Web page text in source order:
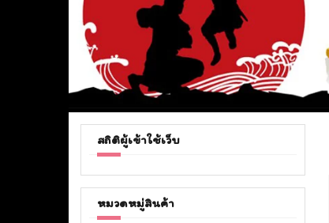
สถิติผู้เข้าใช้เว็บ
หมวดหมู่สินค้า